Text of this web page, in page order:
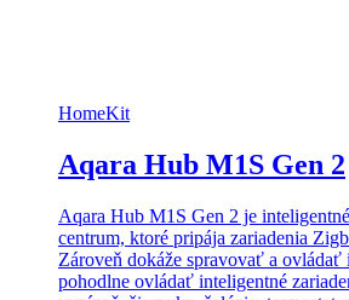
HomeKit
Aqara Hub M1S Gen 2
Aqara Hub M1S Gen 2 je
centrum, ktoré pripája zariadenia
Zároveň dokáže spravovať a ovládať
pohodlne ovládať inteligentné